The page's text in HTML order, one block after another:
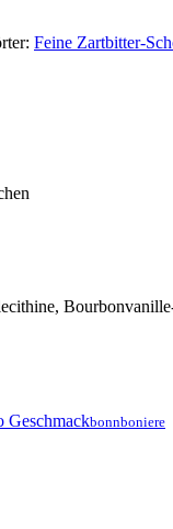
Feine Zartbitter-
bonnboniere